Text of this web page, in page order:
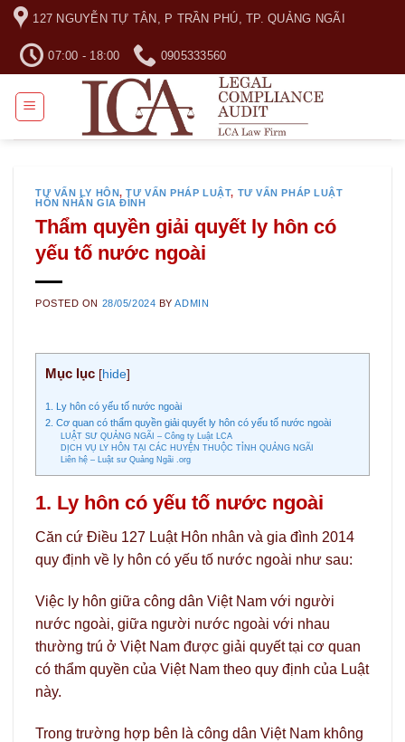
Skip
content
127 NGUYỄN TỰ TÂN, P TRẦN PHÚ, TP. QUẢNG NGÃI
07:00 - 18:00 0905333560
TƯ VẤN LY HÔN,TƯ VẤN PHÁP LUẬT, TƯ VẤN PHÁP LUẬT
HÔN NHÂN GIA ĐÌNH
Thẩm quyền giải quyết ly hôn có
yếu tố nước ngoài
POSTED ON 28/05/2024 BYADMIN
Mục lục [hide]
1. Ly hôn có yếu tố nước ngoài
2. Cơ quan có thẩm quyền giải quyết ly hôn có yếu tố nước ngoài
LUẬT SƯ QUẢNG NGÃI – Công ty Luật LCA
DỊCH VỤ LY HÔN TẠI CÁC HUYỆN THUỘC TỈNH QUẢNG NGÃI
Liên hệ – Luật sư Quảng Ngãi .org
1. Ly hôn có yếu tố nước ngoài
Căn cứ Điều 127 Luật Hôn nhân và gia đình 2014
quy định về ly hôn có yếu tố nước ngoài như sau:
Việc ly hôn giữa công dân Việt Nam với người
nước ngoài, giữa người nước ngoài với nhau
thường trú ở Việt Nam được giải quyết tại cơ quan
có thẩm quyền của Việt Nam theo quy định của Luật
này.
Trong trường hợp bên là công dân Việt Nam không